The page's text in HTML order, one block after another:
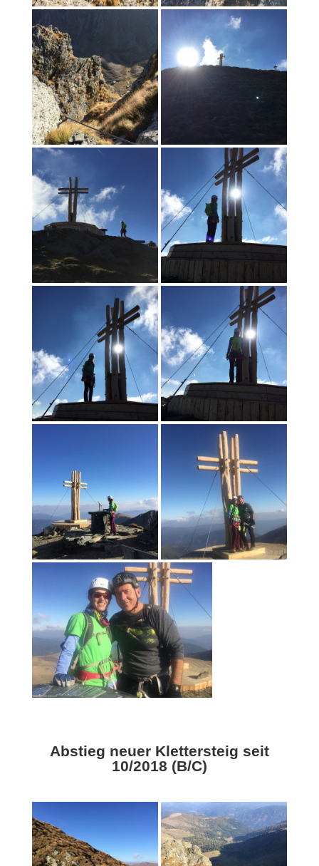
Abstieg neuer Klettersteig seit
10/2018 (B/C)